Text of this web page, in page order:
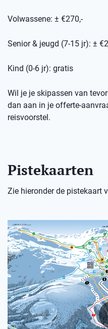
Volwassene: ± €270,-
Senior & jeugd (7-15 jr): ±
Kind (0-6 jr): gratis
Wil je je skipassen van
dan aan in je offerte-
reisvoorstel.
Pistekaarten
Zie hieronder de pistekaart